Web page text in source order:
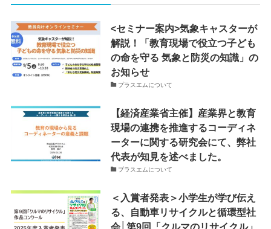
<セミナー案内>気象キャスターが
解説！「教育現場で役立つ子ども
の命を守る 気象と防災の知識」の
お知らせ
プラスエムについて
【経済産業省主催】産業界と教育
現場の連携を推進するコーディネ
ーターに関する研究会にて、弊社
代表が知見を述べました。
プラスエムについて
＜入賞者発表＞小学生が学び伝え
る、自動車リサイクルと循環型社
会│第9回「クルマのリサイクル」